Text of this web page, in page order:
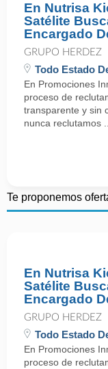
En Nutrisa
Satélite
Encargado
GRUPO HERDEZ
Todo Estado
En Promociones
proceso de
transparente y sin
nunca reclutamos ...
Te proponemos
En Nutrisa
Satélite
Encargado
GRUPO HERDEZ
Todo Estado
En Promociones
proceso de